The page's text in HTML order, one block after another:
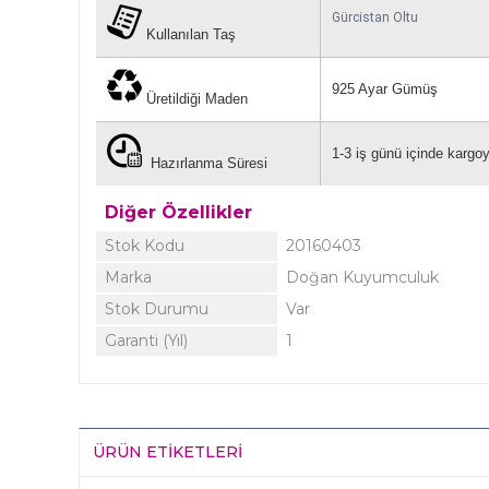
Kullanılan Taş
Gürcistan Oltu
Üretildiği Maden
925 Ayar Gümüş
Hazırlanma Süresi
1-3 iş günü içinde
Diğer Özellikler
Stok Kodu
20160403
Marka
Doğan Kuyumculuk
Stok Durumu
Var
Garanti (Yıl)
1
ÜRÜN ETIKETLERI